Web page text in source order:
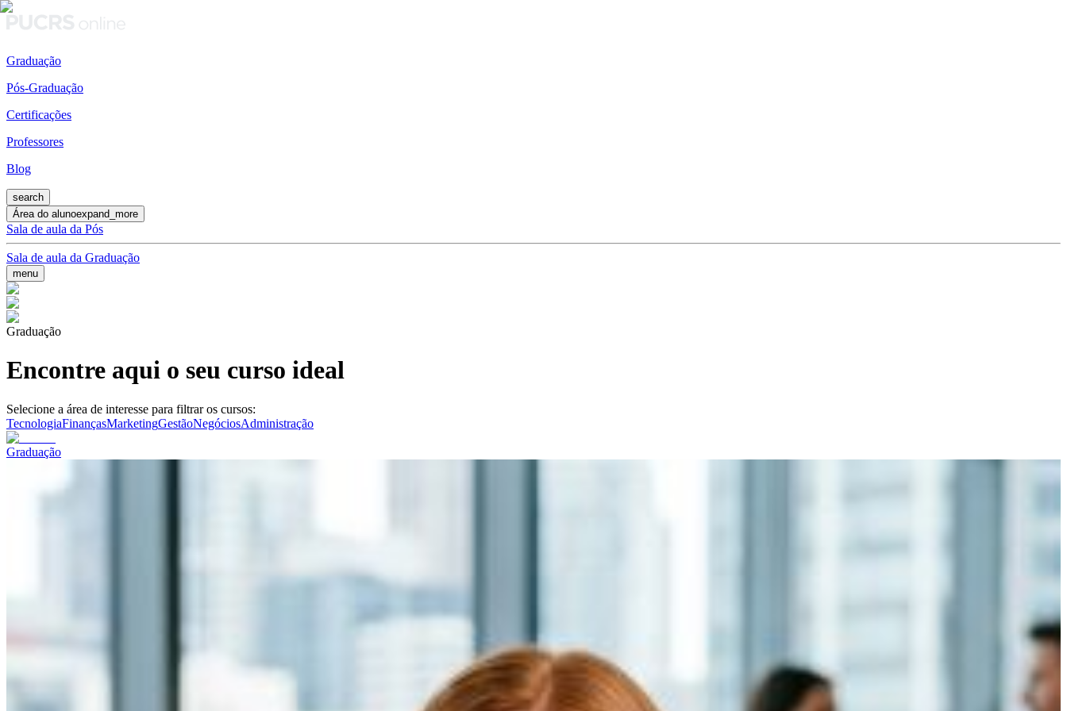
Graduação
Pós-Graduação
Certificações
Professores
Blog
search
Área do alunoexpand_more
Sala de aula da Pós
Sala de aula da Graduação
menu
Graduação
Encontre aqui o seu curso ideal
Selecione a área de interesse para filtrar os cursos:
TecnologiaFinançasMarketingGestãoNegóciosAdministração
Graduação